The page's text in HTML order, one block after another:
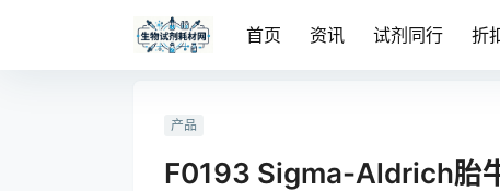
首页 资讯 试剂同行 折
产品
F0193 Sigma-Aldrich胎